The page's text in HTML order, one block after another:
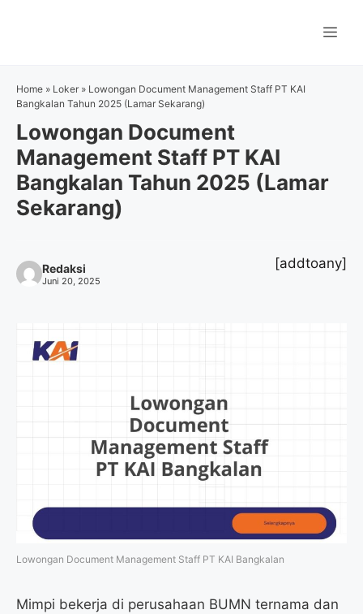
Home » Loker » Lowongan Document Management Staff PT KAI
Bangkalan Tahun 2025 (Lamar Sekarang)
Lowongan Document
Management Staff PT KAI
Bangkalan Tahun 2025 (Lamar
Sekarang)
Redaksi
Juni 20, 2025
[addtoany]
Lowongan Document Management Staff PT KAI Bangkalan
Mimpi bekerja di perusahaan BUMN ternama dan